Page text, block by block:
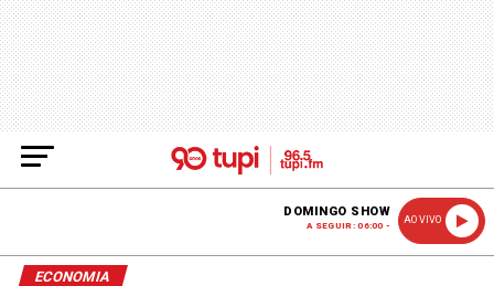
DOMINGO SHOW
A SEGUIR: 06:00 -
AO VIVO
ECONOMIA